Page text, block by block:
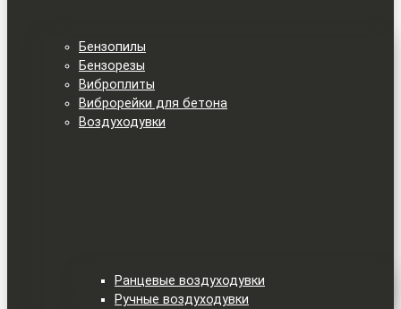
Бензопилы
Бензорезы
Виброплиты
Виброрейки для бетона
Воздуходувки
Ранцевые воздуходувки
Ручные воздуходувки